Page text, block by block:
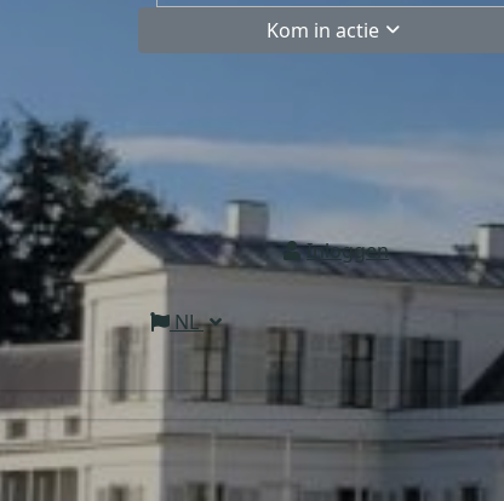
Kom in actie
Inloggen
NL